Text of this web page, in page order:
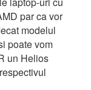
par ca vor
modelul
poate vom
un Helios